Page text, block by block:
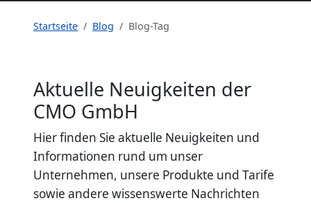
Startseite Blog Blog-Tag
Aktuelle Neuigkeiten der
CMO GmbH
Hier finden Sie aktuelle Neuigkeiten und
Informationen rund um unser
Unternehmen, unsere Produkte und Tarife
sowie andere wissenswerte Nachrichten